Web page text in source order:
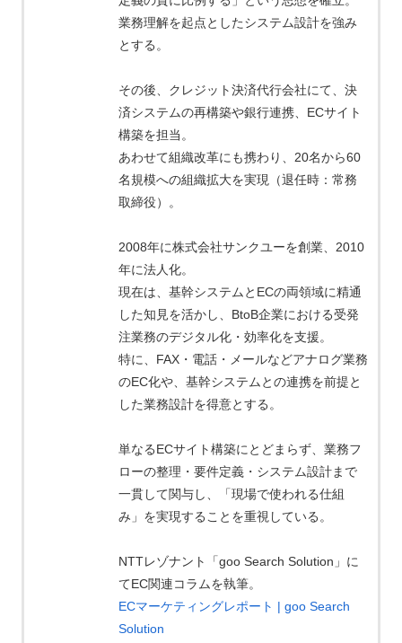
業務理解を起点としたシステム設計を強み
とする。
その後、クレジット決済代行会社にて、決
済システムの再構築や銀行連携、ECサイト
構築を担当。
あわせて組織改革にも携わり、20名から60
名規模への組織拡大を実現（退任時：常務
取締役）。
2008年に株式会社サンクユーを創業、2010
年に法人化。
現在は、基幹システムとECの両領域に精通
した知見を活かし、BtoB企業における受発
注業務のデジタル化・効率化を支援。
特に、FAX・電話・メールなどアナログ業務
のEC化や、基幹システムとの連携を前提と
した業務設計を得意とする。
単なるECサイト構築にとどまらず、業務フ
ローの整理・要件定義・システム設計まで
一貫して関与し、「現場で使われる仕組
み」を実現することを重視している。
NTTレゾナント「goo Search Solution」に
てEC関連コラムを執筆。
ECマーケティングレポート | goo Search
Solution